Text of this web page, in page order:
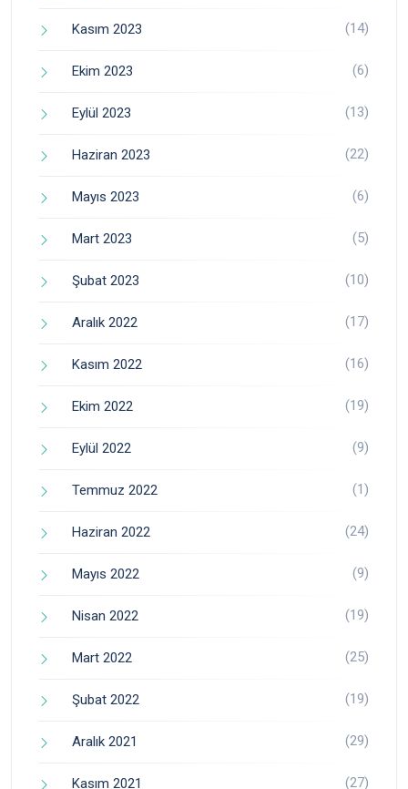
Kasım 2023 (14)
Ekim 2023 (6)
Eylül 2023 (13)
Haziran 2023 (22)
Mayıs 2023 (6)
Mart 2023 (5)
Şubat 2023 (10)
Aralık 2022 (17)
Kasım 2022 (16)
Ekim 2022 (19)
Eylül 2022 (9)
Temmuz 2022 (1)
Haziran 2022 (24)
Mayıs 2022 (9)
Nisan 2022 (19)
Mart 2022 (25)
Şubat 2022 (19)
Aralık 2021 (29)
Kasım 2021 (27)